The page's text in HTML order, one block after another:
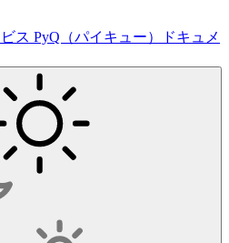
ス PyQ（パイキュー）ドキュメ